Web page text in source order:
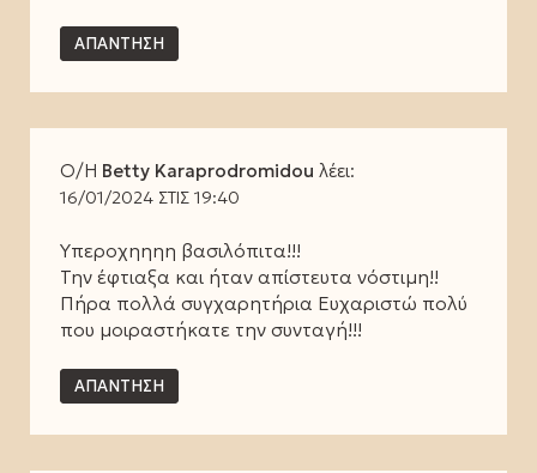
ΑΠΆΝΤΗΣΗ
Ο/Η Betty Karaprodromidou λέει:
16/01/2024 ΣΤΙΣ 19:40
Ύπεροχηηηη βασιλόπιτα!!!
Την έφτιαξα και ήταν απίστευτα νόστιμη!!
Πήρα πολλά συγχαρητήρια Ευχαριστώ πολύ
που μοιραστήκατε την συνταγή!!!
ΑΠΆΝΤΗΣΗ